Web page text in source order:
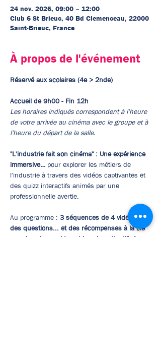
24 nov. 2026, 09:00 – 12:00
Club 6 St Brieuc, 40 Bd Clemenceau, 22000
Saint-Brieuc, France
À propos de l'événement
Réservé aux scolaires (4e > 2nde)
Accueil de 9h00 - Fin 12h
Les horaires indiqués correspondent à l'heure
de votre arrivée au cinéma avec le groupe et à
l'heure du départ de la salle.
"L'industrie fait son cinéma" : Une expérience
immersive… pour explorer les métiers de
l'industrie à travers des vidéos captivantes et
des quizz interactifs animés par une
professionnelle avertie.
Au programme : 3 séquences de 4 vidéos,
des questions... et des récompenses à la clé
pour les plus rapides et les plus attentifs !